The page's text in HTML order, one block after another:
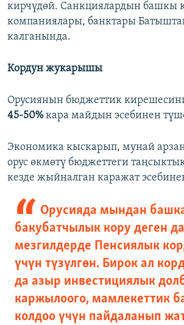
кирчүдөй. Санкциялардын башкы
компаниялары, банктары
калганында.
Кордун жукарышы
Орусиянын бюджеттик
45-50%кара майдын эсебинен
Экономика кыскарып, мунай
орус өкмөтү бюджеттеги
кезде жыйналган каражат
Орусияда мындан
бакубатчылык кору деген
мезгилдерде Пенсиялык
үчүн түзүлгөн. Бирок ал
да азыр инвестициялык
каржылоого, мамлекеттик
колдоо үчүн пайдаланып